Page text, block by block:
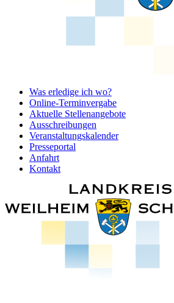
Was erledige ich wo?
Online-Terminvergabe
Aktuelle Stellenangebote
Ausschreibungen
Veranstaltungskalender
Presseportal
Anfahrt
Kontakt